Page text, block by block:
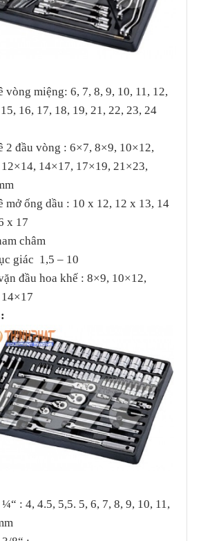
vòng miệng: 6, 7, 8, 9, 10, 11, 12,
16, 17, 18, 19, 21, 22, 23, 24
2 đầu vòng : 6×7, 8×9, 10×12,
14×17, 17×19, 21×23,
mở ống dầu : 10 x 12, 12 x 13, 14
x 17
châm
giác 1,5 – 10
đầu hoa khế : 8×9, 10×12,
: 4, 4.5, 5,5. 5, 6, 7, 8, 9, 10, 11,